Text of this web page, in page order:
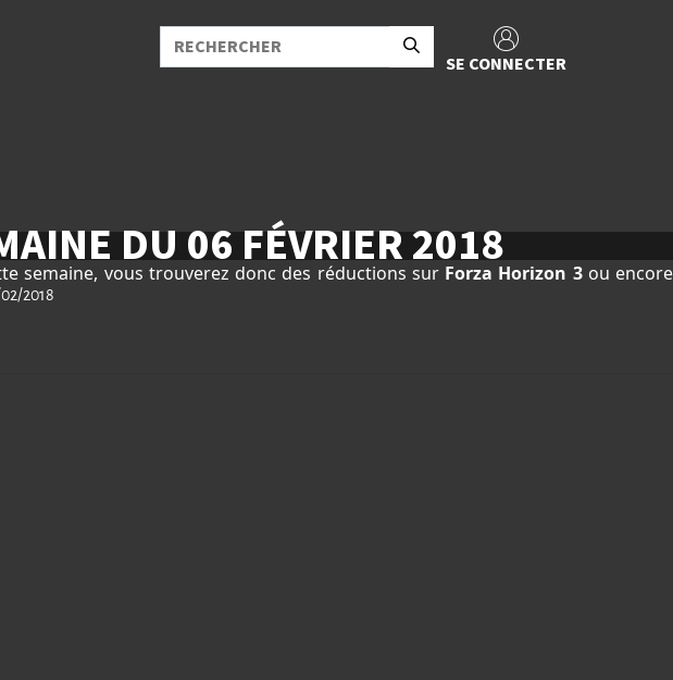
SE CONNECTER
DU 06 FÉVRIER 2018
2018
semaine, vous trouverez donc des réductions sur Forza Horizon 3ou encore